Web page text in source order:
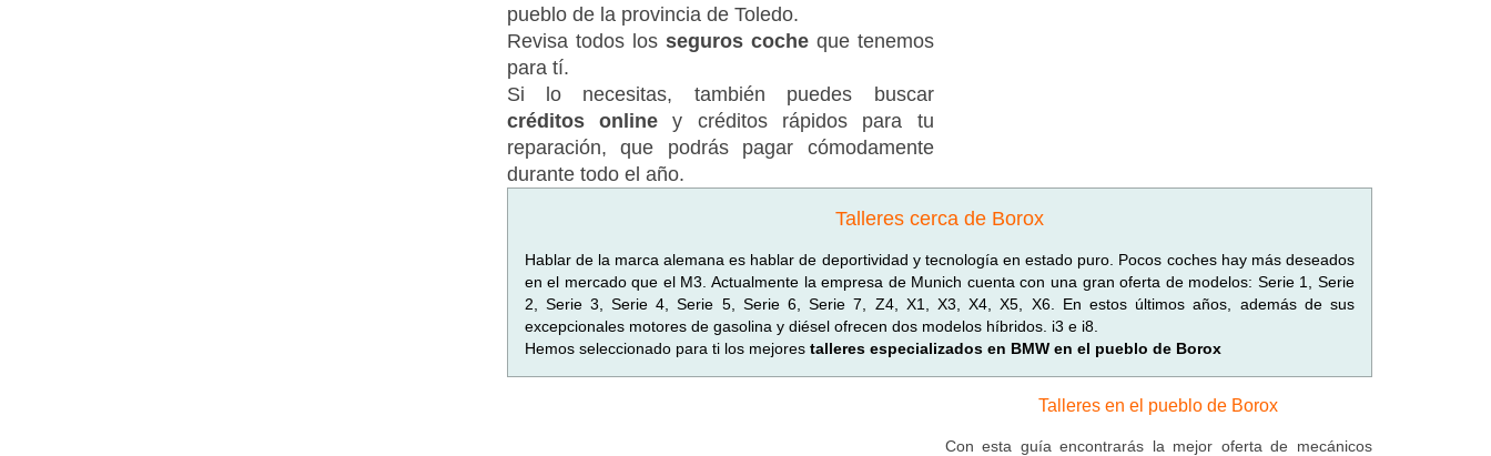
pueblo de la provincia de Toledo.
Revisa todos los seguros cocheque tenemos
para tí.
Si lo necesitas, también puedes buscar
créditos onliney créditos rápidos para tu
reparación, que podrás pagar cómodamente
durante todo el año.
Talleres cerca de Borox
Hablar de la marca alemana es hablar de deportividad y tecnología en estado puro. Pocos coches hay más deseados
en el mercado que el M3. Actualmente la empresa de Munich cuenta con una gran oferta de modelos: Serie 1, Serie
2, Serie 3, Serie 4, Serie 5, Serie 6, Serie 7, Z4, X1, X3, X4, X5, X6. En estos últimos años, además de sus
excepcionales motores de gasolina y diésel ofrecen dos modelos híbridos. i3 e i8.
Hemos seleccionado para ti los mejores talleres especializados en BMW en el pueblo de Borox
Talleres en el pueblo de Borox
Con esta guía encontrarás la mejor oferta de mecánicos